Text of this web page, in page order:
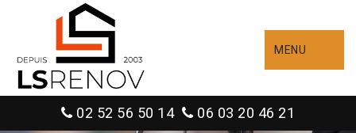
MENU
02 52 56 50 14 06 03 20 46 21